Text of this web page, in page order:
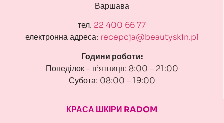
Варшава
тел. 22 400 66 77
електронна адреса: recepcja@beautyskin.pl
Години роботи:
Понеділок – п’ятниця: 8:00 – 21:00
Субота: 08:00 – 19:00
КРАСА ШКІРИ RADOM